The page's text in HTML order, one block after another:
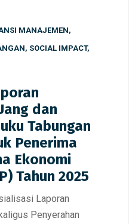
MANAJEMEN,
, SOCIAL IMPACT,
dan
Tabungan
Penerima
Ekonomi
Tahun 2025
Laporan
Penyerahan